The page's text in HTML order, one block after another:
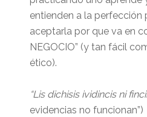
entienden a la perfección
aceptarla por que va en
NEGOCIO” (y tan fácil
ético).
“Lis dichisis ividincis ni
evidencias no